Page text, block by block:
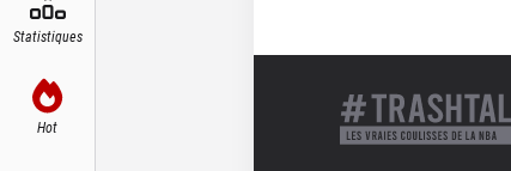
Statistiques
Hot